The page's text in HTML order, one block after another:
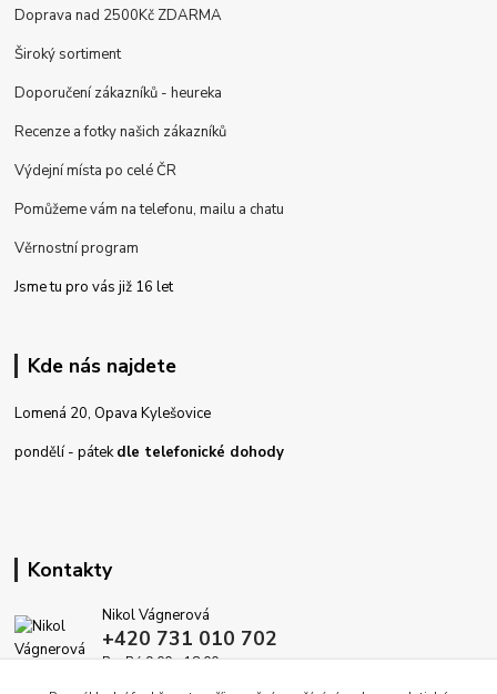
Doprava nad 2500Kč ZDARMA
Široký sortiment
Doporučení zákazníků - heureka
Recenze a fotky našich zákazníků
Výdejní místa po celé ČR
Pomůžeme vám na telefonu, mailu a chatu
Věrnostní program
Jsme tu pro vás již 16 let
Kde nás najdete
Lomená 20, Opava Kylešovice
pondělí - pátekdle telefonické dohody
Kontakty
Nikol Vágnerová
+420 731 010 702
Po-Pá 9.00 - 18.00